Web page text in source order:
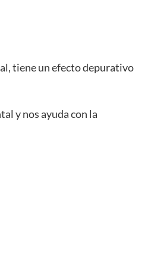
tiene un efecto depurativo
y nos ayuda con la